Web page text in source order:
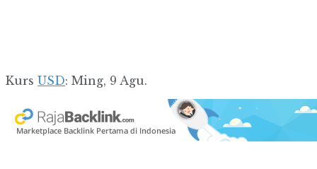
Kurs USD: Ming, 9 Agu.